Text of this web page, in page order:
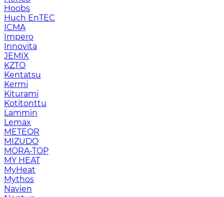
Hoobs
Huch EnTEC
ICMA
Impero
Innovita
JEMIX
KZTO
Kentatsu
Kermi
Kiturami
Kotitonttu
Lammin
Lemax
METEOR
MIZUDO
MORA-TOP
MY HEAT
MyHeat
Mythos
Navien